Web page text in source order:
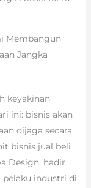
Membangun
Jangka
keyakinan
ini: bisnis akan
dijaga secara
bisnis jual beli
Design, hadir
industri di